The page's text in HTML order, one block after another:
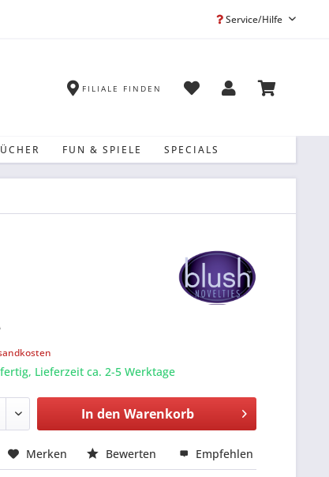
Service/Hilfe
FILIALE FINDEN
FUN & SPIELE SPECIALS
Lieferzeit ca. 2-5 Werktage
In den Warenkorb
Merken Bewerten Empfehlen